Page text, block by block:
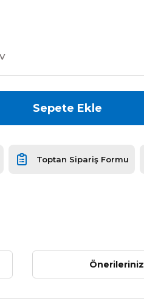
Sepete Ekle
Toptan Sipariş Formu
Önerileriniz